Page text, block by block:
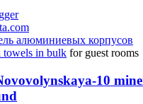
алюминиевых корпусов
towels in bulk for guest rooms
10